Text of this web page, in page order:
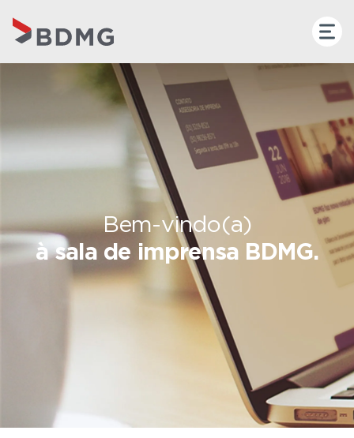
Bem-vindo(a)
à sala de imprensa BDMG.